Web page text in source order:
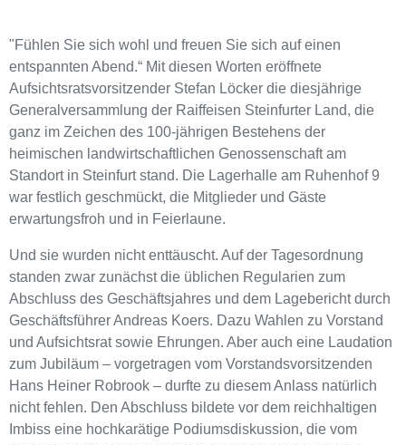
"Fühlen Sie sich wohl und freuen Sie sich auf einen
entspannten Abend.“ Mit diesen Worten eröffnete
Aufsichtsratsvorsitzender Stefan Löcker die diesjährige
Generalversammlung der Raiffeisen Steinfurter Land, die
ganz im Zeichen des 100-jährigen Bestehens der
heimischen landwirtschaftlichen Genossenschaft am
Standort in Steinfurt stand. Die Lagerhalle am Ruhenhof 9
war festlich geschmückt, die Mitglieder und Gäste
erwartungsfroh und in Feierlaune.
Und sie wurden nicht enttäuscht. Auf der Tagesordnung
standen zwar zunächst die üblichen Regularien zum
Abschluss des Geschäftsjahres und dem Lagebericht durch
Geschäftsführer Andreas Koers. Dazu Wahlen zu Vorstand
und Aufsichtsrat sowie Ehrungen. Aber auch eine Laudation
zum Jubiläum – vorgetragen vom Vorstandsvorsitzenden
Hans Heiner Robrook – durfte zu diesem Anlass natürlich
nicht fehlen. Den Abschluss bildete vor dem reichhaltigen
Imbiss eine hochkarätige Podiumsdiskussion, die vom